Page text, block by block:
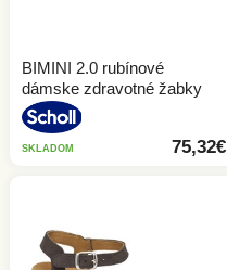
BIMINI 2.0 rubínové
dámske zdravotné žabky
75,32€
SKLADOM